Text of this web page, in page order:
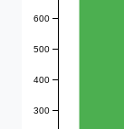
300
400
500
600